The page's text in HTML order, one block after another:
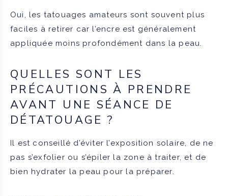
Oui, les tatouages amateurs sont souvent plus
faciles à retirer car l’encre est généralement
appliquée moins profondément dans la peau.
QUELLES SONT LES
PRÉCAUTIONS À PRENDRE
AVANT UNE SÉANCE DE
DÉTATOUAGE ?
Il est conseillé d’éviter l’exposition solaire, de ne
pas s’exfolier ou s’épiler la zone à traiter, et de
bien hydrater la peau pour la préparer.